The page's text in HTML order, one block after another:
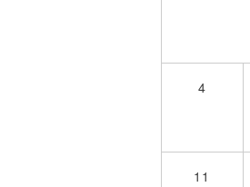
4
11